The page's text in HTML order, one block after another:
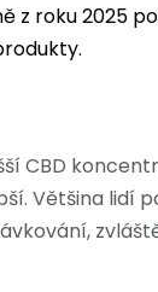
z roku 2025
CBD
Většina lidí